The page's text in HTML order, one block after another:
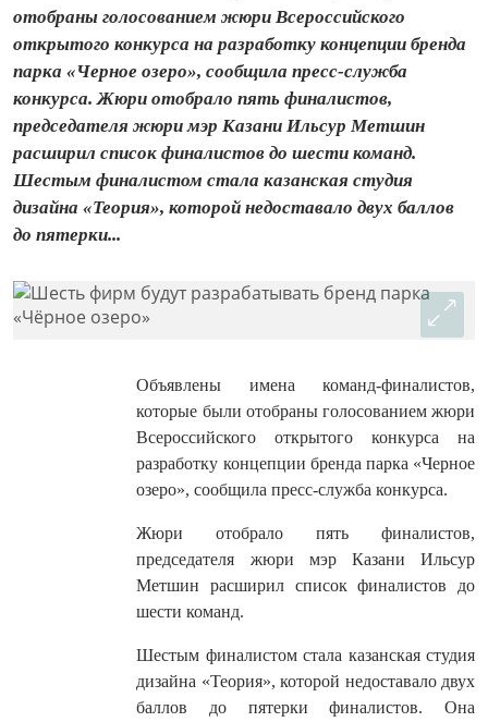
отобраны голосованием жюри Всероссийского
открытого конкурса на разработку концепции бренда
парка «Черное озеро», сообщила пресс-служба
конкурса. Жюри отобрало пять финалистов,
председателя жюри мэр Казани Ильсур Метшин
расширил список финалистов до шести команд.
Шестым финалистом стала казанская студия
дизайна «Теория», которой недоставало двух баллов
до пятерки...
Объявлены имена команд-финалистов,
которые были отобраны голосованием жюри
Всероссийского открытого конкурса на
разработку концепции бренда парка «Черное
озеро», сообщила пресс-служба конкурса.
Жюри отобрало пять финалистов,
председателя жюри мэр Казани Ильсур
Метшин расширил список финалистов до
шести команд.
Шестым финалистом стала казанская студия
дизайна «Теория», которой недоставало двух
баллов до пятерки финалистов. Она